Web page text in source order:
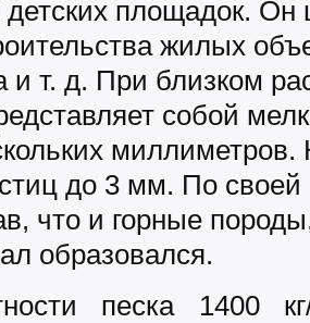
площадок. Он
жилых
и т. д. При близком
собой
до 3 мм. По своей
что и горные
образовался.
песка 1400